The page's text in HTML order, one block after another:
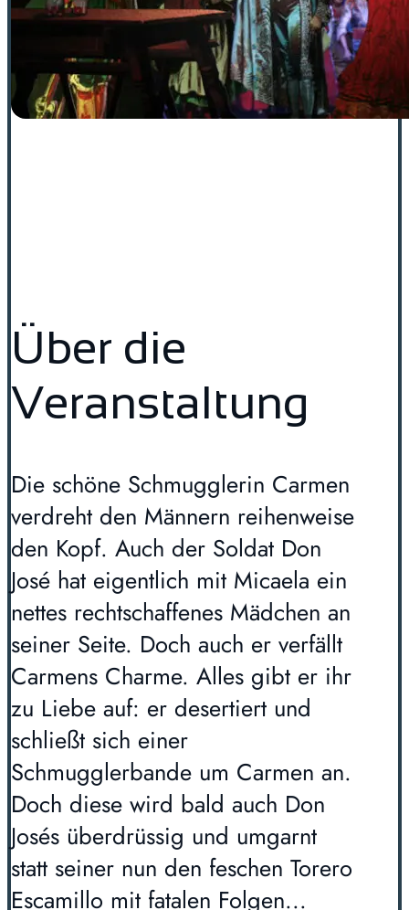
Über die
Veranstaltung
Die schöne Schmugglerin Carmen
verdreht den Männern reihenweise
den Kopf. Auch der Soldat Don
José hat eigentlich mit Micaela ein
nettes rechtschaffenes Mädchen an
seiner Seite. Doch auch er verfällt
Carmens Charme. Alles gibt er ihr
zu Liebe auf: er desertiert und
schließt sich einer
Schmugglerbande um Carmen an.
Doch diese wird bald auch Don
Josés überdrüssig und umgarnt
statt seiner nun den feschen Torero
Escamillo mit fatalen Folgen...